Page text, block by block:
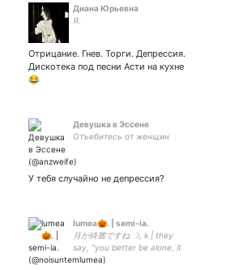
Диана Юрьевна
Я.
Отрицание. Гнев. Торги. Депрессия.
Дискотека под песни Асти на кухне
😂
Девушка в Эссене
Отъебитесь от женщин
У тебя случайно не депрессия?
lumea🎃. | semi-ia.
月が綺麗ですね ☽, k | they
say, “you better be alone, it
hurts”. | люмэ. | блокнули